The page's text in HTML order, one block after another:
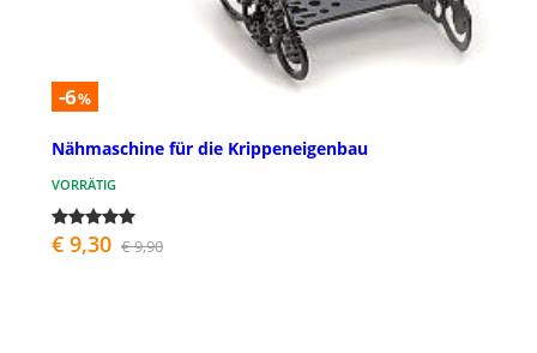
-6%
Nähmaschine für die Krippeneigenbau
VORRÄTIG
€ 9,30 € 9,90